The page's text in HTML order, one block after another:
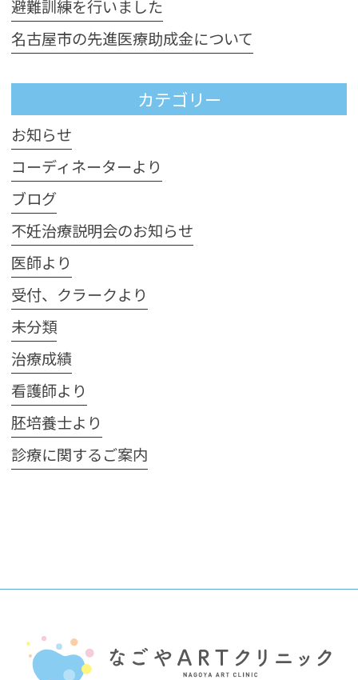
避難訓練を行いました
名古屋市の先進医療助成金について
カテゴリー
お知らせ
コーディネーターより
ブログ
不妊治療説明会のお知らせ
医師より
受付、クラークより
未分類
治療成績
看護師より
胚培養士より
診療に関するご案内